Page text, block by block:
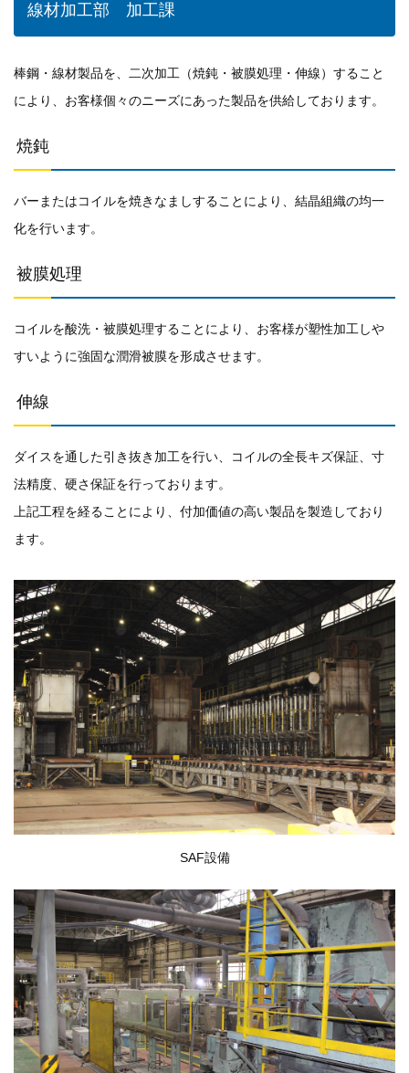
線材加工部 加工課
棒鋼・線材製品を、二次加工（焼鈍・被膜処理・伸線）すること
により、お客様個々のニーズにあった製品を供給しております。
焼鈍
バーまたはコイルを焼きなましすることにより、結晶組織の均一
化を行います。
被膜処理
コイルを酸洗・被膜処理することにより、お客様が塑性加工しや
すいように強固な潤滑被膜を形成させます。
伸線
ダイスを通した引き抜き加工を行い、コイルの全長キズ保証、寸
法精度、硬さ保証を行っております。
上記工程を経ることにより、付加価値の高い製品を製造しており
ます。
SAF設備